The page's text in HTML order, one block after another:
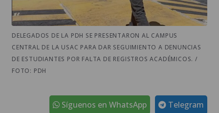
DELEGADOS DE LA PDH SE PRESENTARON AL CAMPUS
CENTRAL DE LA USAC PARA DAR SEGUIMIENTO A DENUNCIAS
DE ESTUDIANTES POR FALTA DE REGISTROS ACADÉMICOS. /
FOTO: PDH
Telegram
Síguenos en WhatsApp